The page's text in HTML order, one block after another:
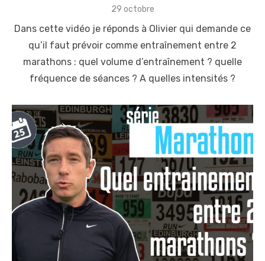
P
s
e
d
n
29 octobre
Dans cette vidéo je réponds à Olivier qui demande ce
qu’il faut prévoir comme entraînement entre 2
marathons : quel volume d’entraînement ? quelle
fréquence de séances ? A quelles intensités ?